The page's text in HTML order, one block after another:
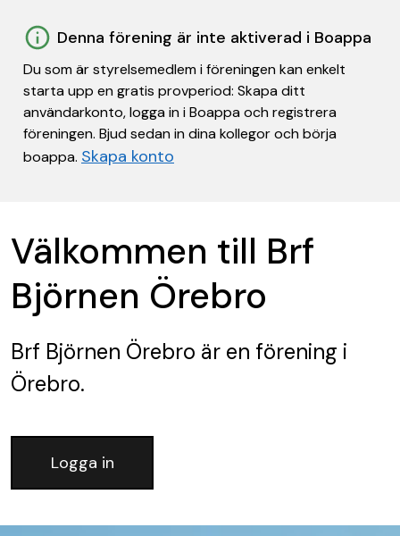
Denna förening är inte aktiverad i Boappa
Du som är styrelsemedlem i föreningen kan enkelt
starta upp en gratis provperiod: Skapa ditt
användarkonto, logga in i Boappa och registrera
föreningen. Bjud sedan in dina kollegor och börja
boappa. Skapa konto
Välkommen till Brf
Björnen Örebro
Brf Björnen Örebro är en förening i
Örebro.
Logga in